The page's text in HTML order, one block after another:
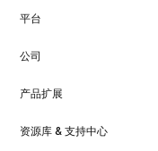
平台
公司
产品扩展
资源库 & 支持中心